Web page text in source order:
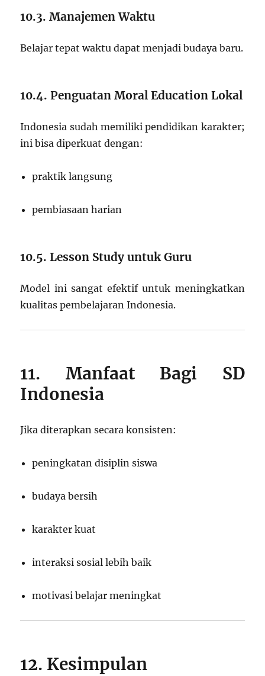
10.3. Manajemen Waktu
Belajar tepat waktu dapat menjadi budaya baru.
10.4. Penguatan Moral Education Lokal
Indonesia sudah memiliki pendidikan karakter;
ini bisa diperkuat dengan:
praktik langsung
pembiasaan harian
10.5. Lesson Study untuk Guru
Model ini sangat efektif untuk meningkatkan
kualitas pembelajaran Indonesia.
11. Manfaat Bagi SD
Indonesia
Jika diterapkan secara konsisten:
peningkatan disiplin siswa
budaya bersih
karakter kuat
interaksi sosial lebih baik
motivasi belajar meningkat
12. Kesimpulan